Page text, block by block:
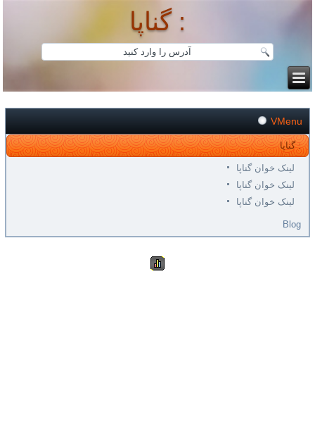
گناپا :
VMenu
گناپا :
لینک خوان گناپا
لینک خوان گناپا
لینک خوان گناپا
Blog